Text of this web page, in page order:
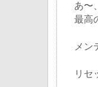
あ〜
最高
メン
リセ